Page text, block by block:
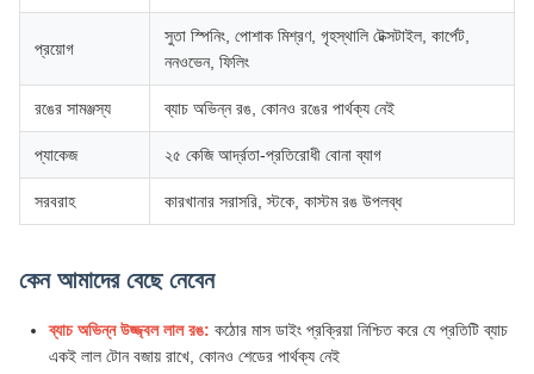
প্রয়োগ
সুতা স্পিনিং, পোশাক মিশ্রণ, গৃহস্থালি টেক্সটাইল, কার্পেট,
ননওভেন, ফিলিং
রঙের সামঞ্জস্য ব্যাচ অভিন্ন রঙ, কোনও রঙের পার্থক্য নেই
প্যাকেজ ২৫ কেজি আর্দ্রতা-প্রতিরোধী বোনা ব্যাগ
সরবরাহ কারখানার সরাসরি, স্টকে, কাস্টম রঙ উপলব্ধ
কেন আমাদের বেছে নেবেন
ব্যাচ অভিন্ন উজ্জ্বল লাল রঙ: কঠোর মাস ডাইং প্রক্রিয়া নিশ্চিত করে যে প্রতিটি ব্যাচ
একই লাল টোন বজায় রাখে, কোনও শেডের পার্থক্য নেই